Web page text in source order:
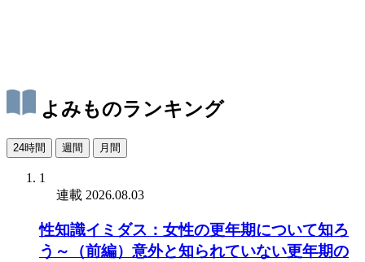
よみものランキング
24時間 週間 月間
1
連載 2026.08.03
性知識イミダス：女性の更年期について知ろ
う～（前編）意外と知られていない更年期の